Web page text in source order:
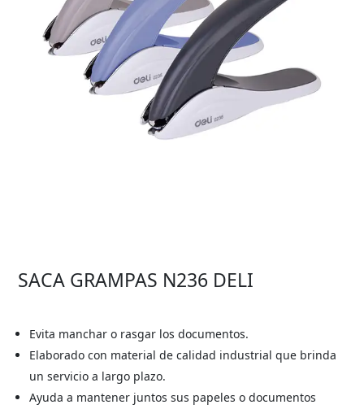
SACA GRAMPAS N236 DELI
Evita manchar o rasgar los documentos.
Elaborado con material de calidad industrial que brinda
un servicio a largo plazo.
Ayuda a mantener juntos sus papeles o documentos